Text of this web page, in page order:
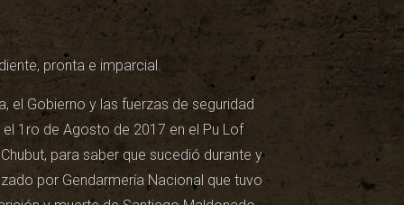
pronta e imparcial.
el Gobierno y las fuerzas de seguridad
1ro de Agosto de 2017 en el Pu Lof
para saber que sucedió durante y
por Gendarmería Nacional que tuvo